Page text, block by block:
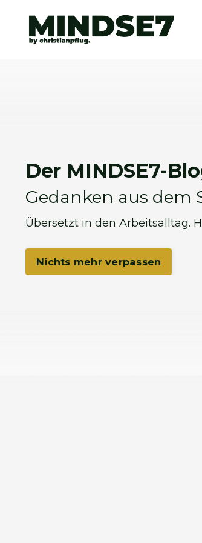
Der MINDSE7-
Gedanken aus dem
Übersetzt in den Arbeitsalltag.
Nichts mehr verpassen